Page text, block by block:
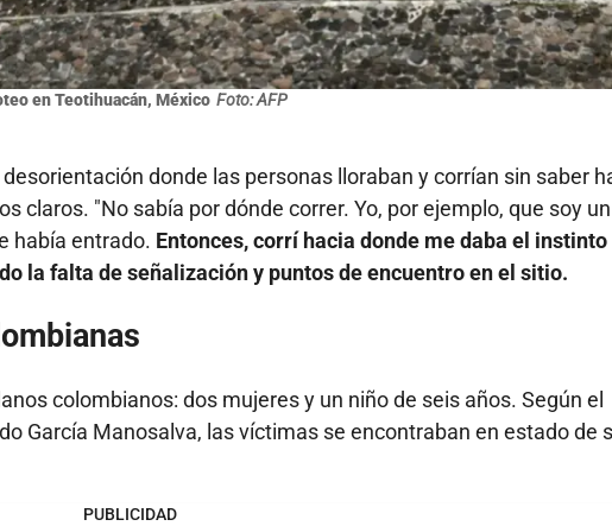
en Teotihuacán, México Foto: AFP
donde las personas lloraban y corrían sin saber
claros. "No sabía por dónde correr. Yo, por ejemplo, que soy un
había entrado. Entonces, corrí hacia donde me daba el instinto
la falta de señalización y puntos de encuentro en el sitio.
colombianos: dos mujeres y un niño de seis años. Según el
García Manosalva, las víctimas se encontraban en estado de
PUBLICIDAD